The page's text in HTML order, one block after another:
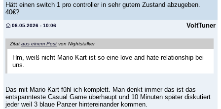
Hätt einen switch 1 pro controller in sehr gutem Zustand abzugeben.
40€?
VoltTuner
06.05.2026 - 10:06
Zitat aus einem Post von Nightstalker
Hm, weiß nicht Mario Kart ist so eine love and hate relationship bei
uns.
Das mit Mario Kart fühl ich komplett. Man denkt immer das ist das
entspannteste Casual Game überhaupt und 10 Minuten später diskutiert
jeder weil 3 blaue Panzer hintereinander kommen.